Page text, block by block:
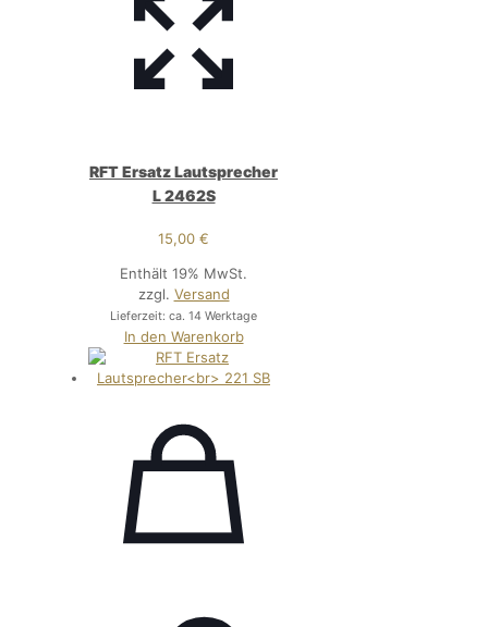
RFT Ersatz Lautsprecher
L 2462S
15,00€
Enthält 19% MwSt.
zzgl. Versand
Lieferzeit: ca. 14 Werktage
In den Warenkorb